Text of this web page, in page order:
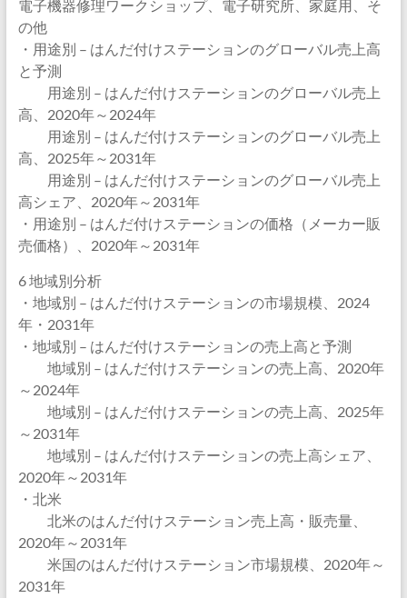
電子機器修理ワークショップ、電子研究所、家庭用、そ
の他
・用途別 – はんだ付けステーションのグローバル売上高
と予測
用途別 – はんだ付けステーションのグローバル売上
高、2020年～2024年
用途別 – はんだ付けステーションのグローバル売上
高、2025年～2031年
用途別 – はんだ付けステーションのグローバル売上
高シェア、2020年～2031年
・用途別 – はんだ付けステーションの価格（メーカー販
売価格）、2020年～2031年
6 地域別分析
・地域別 – はんだ付けステーションの市場規模、2024
年・2031年
・地域別 – はんだ付けステーションの売上高と予測
地域別 – はんだ付けステーションの売上高、2020年
～2024年
地域別 – はんだ付けステーションの売上高、2025年
～2031年
地域別 – はんだ付けステーションの売上高シェア、
2020年～2031年
・北米
北米のはんだ付けステーション売上高・販売量、
2020年～2031年
米国のはんだ付けステーション市場規模、2020年～
2031年